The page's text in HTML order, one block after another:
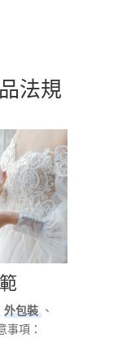
法規
外包裝 、
事項：